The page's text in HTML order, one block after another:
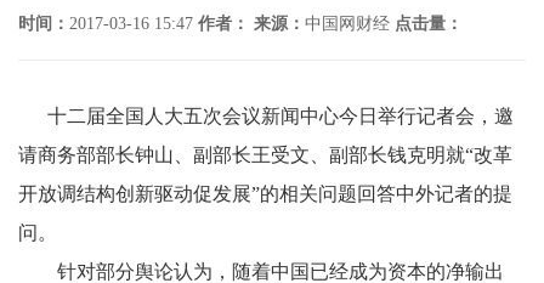
时间： 2017-03-16 15:47 作者： 来源： 中国网财经 点击量：
十二届全国人大五次会议新闻中心今日举行记者会，邀
请商务部部长钟山、副部长王受文、副部长钱克明就“改革
开放调结构创新驱动促发展”的相关问题回答中外记者的提
问。
针对部分舆论认为，随着中国已经成为资本的净输出